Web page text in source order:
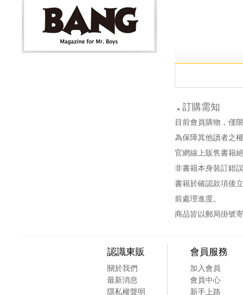
訂購需知
目前會員購物，僅
為保障其他讀者之
官網線上販售書籍
非書籍本身裝訂錯
書籍於確認款項後
前處理進度。
商品皆以郵局掛號寄
認識東販
關於我們
最新消息
隱私權聲明
會員服務
加入會員
會員中心
新手上路